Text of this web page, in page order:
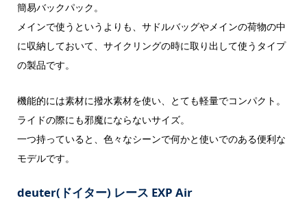
簡易バックパック。
メインで使うというよりも、サドルバッグやメインの荷物の中
に収納しておいて、サイクリングの時に取り出して使うタイプ
の製品です。
機能的には素材に撥水素材を使い、とても軽量でコンパクト。
ライドの際にも邪魔にならないサイズ。
一つ持っていると、色々なシーンで何かと使いでのある便利な
モデルです。
deuter(ドイター) レース EXP Air